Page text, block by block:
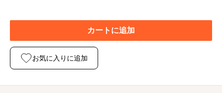
カートに追加
お気に入りに追加